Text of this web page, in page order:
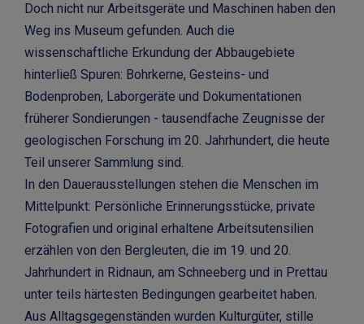
Doch nicht nur Arbeitsgeräte und Maschinen haben den
Weg ins Museum gefunden. Auch die
wissenschaftliche Erkundung der Abbaugebiete
hinterließ Spuren: Bohrkerne, Gesteins- und
Bodenproben, Laborgeräte und Dokumentationen
früherer Sondierungen - tausendfache Zeugnisse der
geologischen Forschung im 20. Jahrhundert, die heute
Teil unserer Sammlung sind.
In den Dauerausstellungen stehen die Menschen im
Mittelpunkt: Persönliche Erinnerungsstücke, private
Fotografien und original erhaltene Arbeitsutensilien
erzählen von den Bergleuten, die im 19. und 20.
Jahrhundert in Ridnaun, am Schneeberg und in Prettau
unter teils härtesten Bedingungen gearbeitet haben.
Aus Alltagsgegenständen wurden Kulturgüter, stille